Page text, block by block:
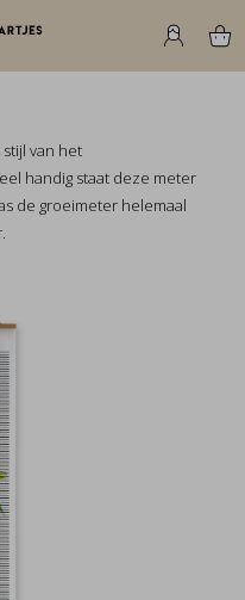
van het
handig staat deze meter
de groeimeter helemaal